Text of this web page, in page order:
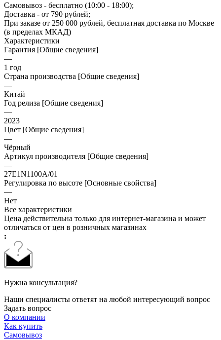
Самовывоз - бесплатно (10:00 - 18:00);
Доставка - от 790 рублей;
При заказе от 250 000 рублей, бесплатная доставка по Москве
(в пределах МКАД)
Характеристики
Гарантия [Общие сведения]
—
1 год
Страна производства [Общие сведения]
—
Китай
Год релиза [Общие сведения]
—
2023
Цвет [Общие сведения]
—
Чёрный
Артикул производителя [Общие сведения]
—
27E1N1100A/01
Регулировка по высоте [Основные свойства]
—
Нет
Все характеристики
Цена действительна только для интернет-магазина и может
отличаться от цен в розничных магазинах
:
Нужна консультация?
Наши специалисты ответят на любой интересующий вопрос
Задать вопрос
О компании
Как купить
Самовывоз